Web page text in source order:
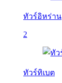
ทัวร์อิหร่าน
2
ทัวร์ทิเบต